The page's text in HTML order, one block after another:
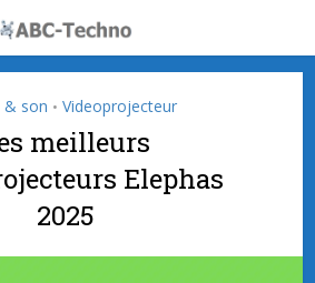
& son • Videoprojecteur
meilleurs
Elephas
2025